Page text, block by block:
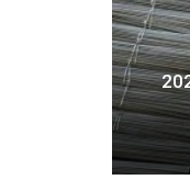
الجمعة 7 أغسطس 2026